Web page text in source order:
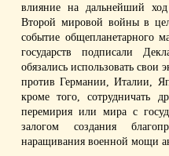
влияние на дальнейший
Второй мировой войны в
событие общепланетарного
государств подписали
обязались использовать свои
против Германии, Италии,
кроме того, сотрудничать
перемирия или мира с
залогом создания
наращивания военной мощи